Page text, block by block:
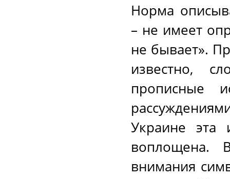
Норма
– не имеет
не бывает».
известно,
прописные
Украине эта
воплощена.
внимания